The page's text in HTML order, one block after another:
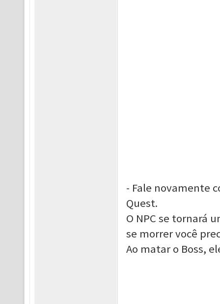
- Fale novamente
Quest.
O NPC se tornará
se morrer você
Ao matar o Boss,